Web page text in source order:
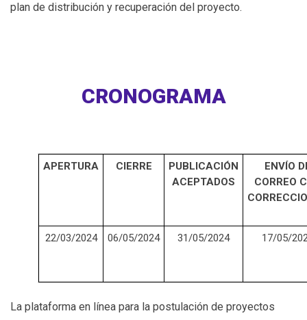
plan de distribución y recuperación del proyecto.
CRONOGRAMA
APERTURA CIERRE
PUBLICACIÓN
ACEPTADOS
ENVÍO
CORREO
22/03/2024 06/05/2024 31/05/2024 17/05/
La plataforma en línea para la postulación de proyectos